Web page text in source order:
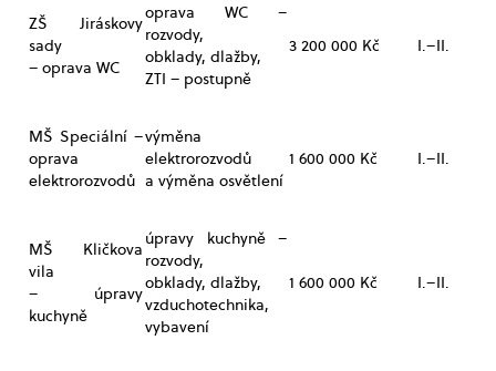
ZŠ Jiráskovy
sady
– oprava WC
oprava WC –
rozvody,
obklady, dlažby,
ZTI – postupně
3 200 000 Kč I.–II.
MŠ Speciální –
oprava
elektrorozvodů
výměna
elektrorozvodů
a výměna osvětlení
1 600 000 Kč I.–II.
MŠ Kličkova
vila
– úpravy
kuchyně
úpravy kuchyně –
rozvody,
obklady, dlažby,
vzduchotechnika,
vybavení
1 600 000 Kč I.–II.